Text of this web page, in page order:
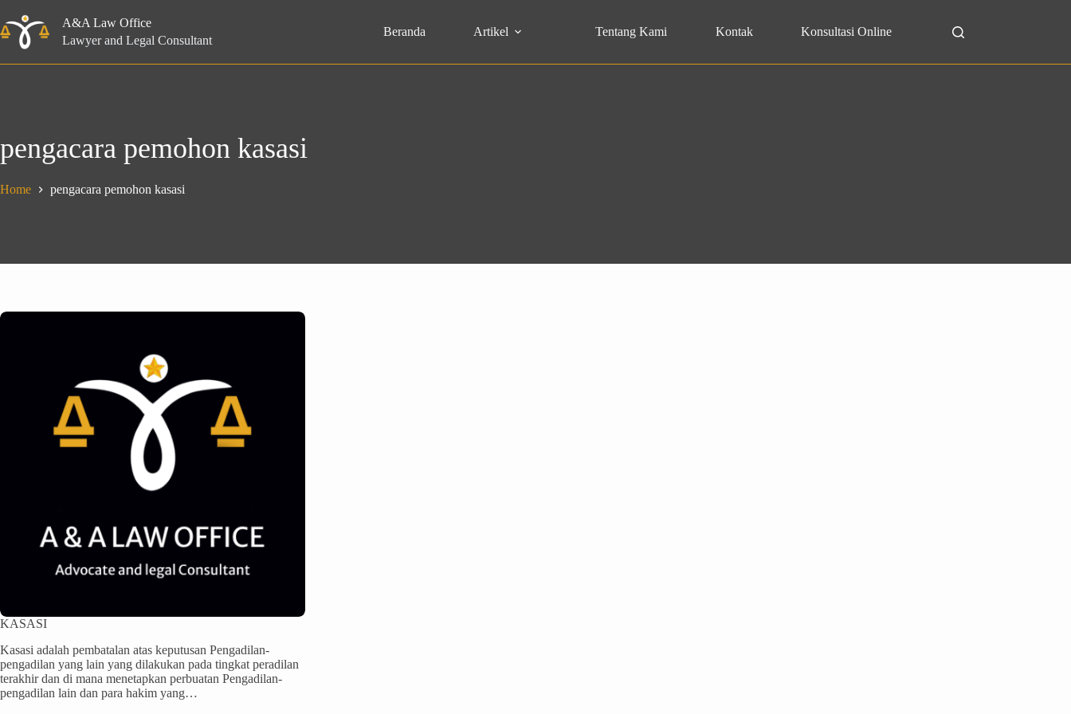
to
content
A&A Law Office
Lawyer and Legal Consultant
Beranda Artikel Tentang Kami Kontak Konsultasi Online
pengacara pemohon kasasi
Home pengacara pemohon kasasi
KASASI
Kasasi adalah pembatalan atas keputusan Pengadilan-
pengadilan yang lain yang dilakukan pada tingkat peradilan
terakhir dan di mana menetapkan perbuatan Pengadilan-
pengadilan lain dan para hakim yang…